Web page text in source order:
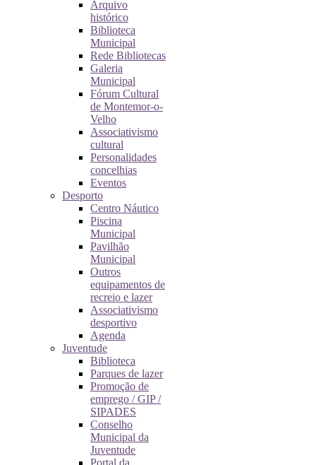
Arquivo
histórico
Biblioteca
Municipal
Rede Bibliotecas
Galeria
Municipal
Fórum Cultural
de Montemor-o-
Velho
Associativismo
cultural
Personalidades
concelhias
Eventos
Desporto
Centro Náutico
Piscina
Municipal
Pavilhão
Municipal
Outros
equipamentos de
recreio e lazer
Associativismo
desportivo
Agenda
Juventude
Biblioteca
Parques de lazer
Promoção de
emprego / GIP /
SIPADES
Conselho
Municipal da
Juventude
Portal da